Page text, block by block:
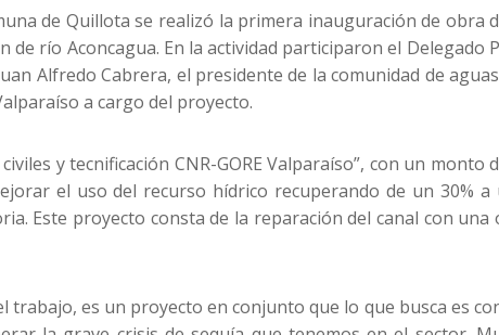
de Quillota se realizó la primera inauguración de obra
río Aconcagua. En la actividad participaron el Delegado
Alfredo Cabrera, el presidente de la comunidad de
a cargo del proyecto.
y tecnificación CNR-GORE Valparaíso”, con un monto
el uso del recurso hídrico recuperando de un 30% a
Este proyecto consta de la reparación del canal con
es un proyecto en conjunto que lo que busca es